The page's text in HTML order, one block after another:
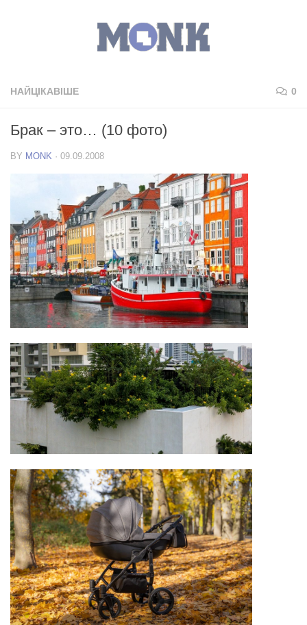
НАЙЦІКАВІШЕ 0
Брак – это… (10 фото)
BY MONK · 09.09.2008